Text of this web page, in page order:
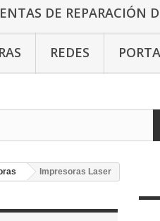
DE REPARACIÓN
REDES
Impresoras Laser